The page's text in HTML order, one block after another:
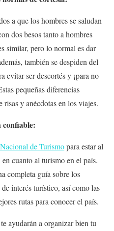
a que los hombres se saludan
dos besos tanto a hombres
similar, pero lo normal es dar
también se despiden del
evitar ser descortés y ¡para no
pequeñas diferencias
y anécdotas en los viajes.
de Turismopara estar al
cuanto al turismo en el país.
completa guía sobre los
interés turístico, así como las
rutas para conocer el país.
ayudarán a organizar bien tu